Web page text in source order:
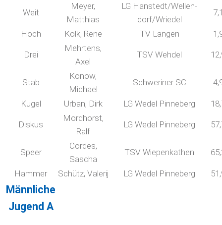
Weit
Meyer,
Matthias
LG Hanstedt/Wellen-
dorf/Wriedel
Hoch Kolk, Rene TV Langen
Drei
Mehrtens,
Axel
TSV Wehdel
Stab
Konow,
Michael
Schweriner SC
Kugel Urban, Dirk LG Wedel Pinneberg
Diskus
Mordhorst,
Ralf
LG Wedel Pinneberg
Speer
Cordes,
Sascha
TSV Wiepenkathen
Hammer Schütz, Valerij LG Wedel Pinneberg
Männliche
Jugend A